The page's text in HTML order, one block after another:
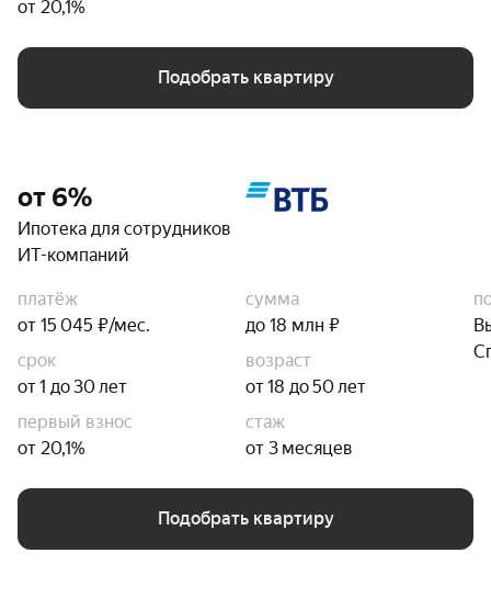
от 20,1%
Подобрать квартиру
от 6%
Ипотека для сотрудников
ИТ-компаний
платёж
от 15 045 ₽/мес.
сумма
до 18 млн ₽
срок
от 1 до 30 лет
возраст
от 18 до 50 лет
первый взнос
от 20,1%
стаж
от 3 месяцев
Подобрать квартиру